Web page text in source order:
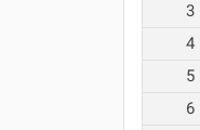
3
4
5
6